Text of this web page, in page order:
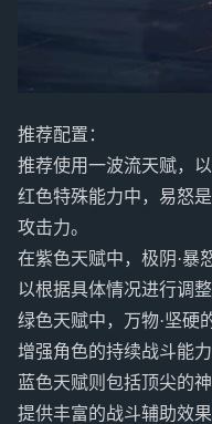
推荐配置：
推荐使用一波流天赋，
红色特殊能力中，易怒
攻击力。
在紫色天赋中，极阴·暴
以根据具体情况进行调整
绿色天赋中，万物·坚硬
增强角色的持续战斗能力
蓝色天赋则包括顶尖的
提供丰富的战斗辅助效果